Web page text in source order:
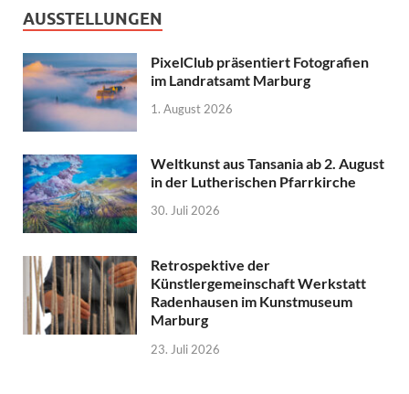
AUSSTELLUNGEN
PixelClub präsentiert Fotografien
im Landratsamt Marburg
1. August 2026
Weltkunst aus Tansania ab 2. August
in der Lutherischen Pfarrkirche
30. Juli 2026
Retrospektive der
Künstlergemeinschaft Werkstatt
Radenhausen im Kunstmuseum
Marburg
23. Juli 2026